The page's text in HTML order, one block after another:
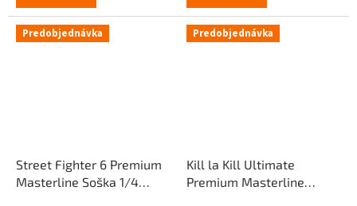
Predobjednávka
Street Fighter 6 Premium
Masterline Soška 1/4
Predobjednávka
Kill la Kill Ultimate
Premium Masterline